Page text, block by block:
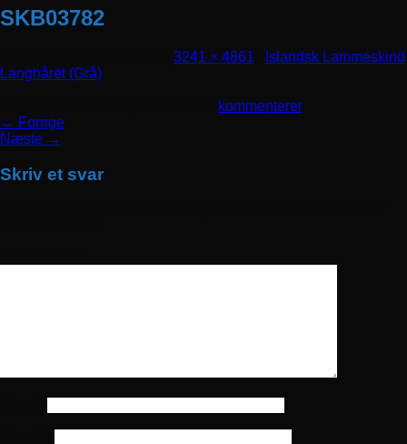
SKB03782
3241 × 4861
Islandsk Lammeskind
Langhåret (Grå)
kommenterer.
← Forrige
Næste →
Skriv et svar